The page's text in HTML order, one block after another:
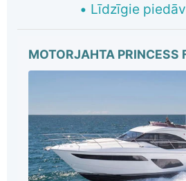
• Līdzīgie
MOTORJAHTA PRINCESS